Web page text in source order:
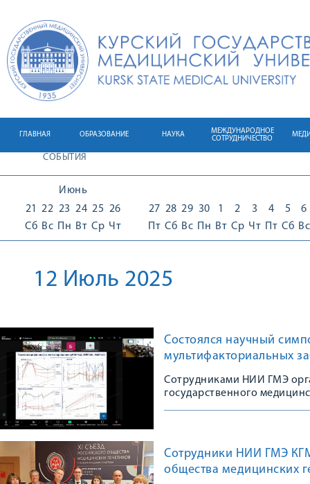
ГЛАВНАЯ ОБРАЗОВАНИЕ НАУКА
МЕЖДУНАРОДНОЕ
СОТРУДНИЧЕСТВО
СОБЫТИЯ
Июнь
21
Сб
22
Вс
23
Пн
24
Вт
25
Ср
26
Чт
27
Пт
28
Сб
29
Вс
30
Пн
1
Вт
2
Ср
3
Чт
4
Пт
5
Сб
6
Вс
12 Июль 2025
Состоялся научный
мультифакториальных
Сотрудниками НИИ ГМЭ
государственного
Сотрудники НИИ ГМЭ
общества медицинских